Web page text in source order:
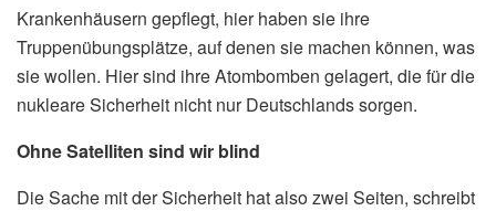
Krankenhäusern gepflegt, hier haben sie ihre
Truppenübungsplätze, auf denen sie machen können, was
sie wollen. Hier sind ihre Atombomben gelagert, die für die
nukleare Sicherheit nicht nur Deutschlands sorgen.
Ohne Satelliten sind wir blind
Die Sache mit der Sicherheit hat also zwei Seiten, schreibt